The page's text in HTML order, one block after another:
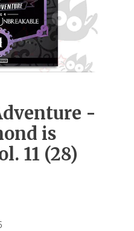
-
is
11 (28)